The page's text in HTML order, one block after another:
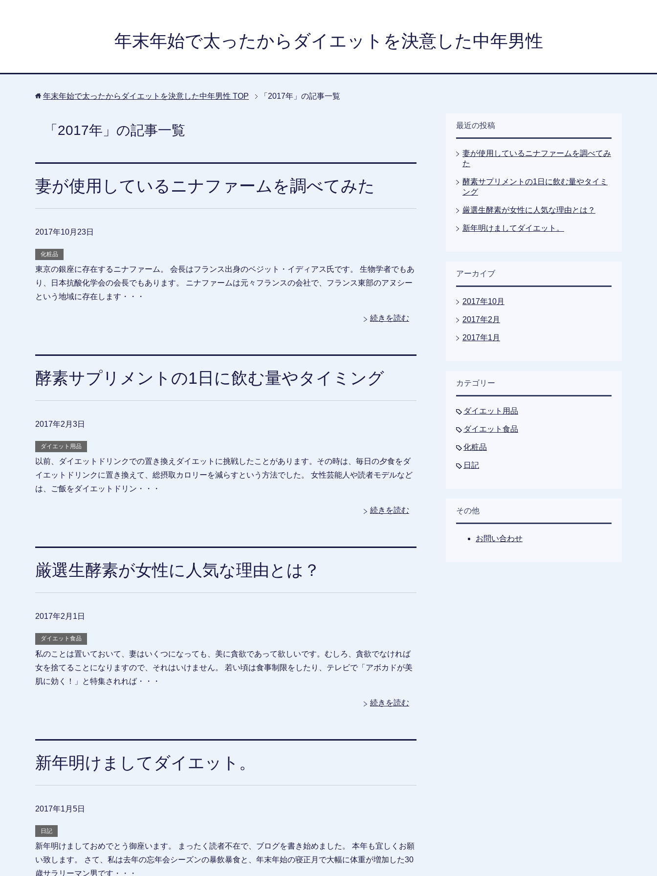
年末年始で太ったからダイエットを決意した中年男性
年末年始で太ったからダイエットを決意した中年男性 TOP 「2017年」の記事一覧
「2017年」の記事一覧
妻が使用しているニナファームを調べてみた
2017年10月23日
化粧品
東京の銀座に存在するニナファーム。 会長はフランス出身のベジット・イディアス氏です。 生物学者でもあ
り、日本抗酸化学会の会長でもあります。 ニナファームは元々フランスの会社で、フランス東部のアヌシー
という地域に存在します・・・
続きを読む
酵素サプリメントの1日に飲む量やタイミング
2017年2月3日
ダイエット用品
以前、ダイエットドリンクでの置き換えダイエットに挑戦したことがあります。その時は、毎日の夕食をダ
イエットドリンクに置き換えて、総摂取カロリーを減らすという方法でした。 女性芸能人や読者モデルなど
は、ご飯をダイエットドリン・・・
続きを読む
厳選生酵素が女性に人気な理由とは？
2017年2月1日
ダイエット食品
私のことは置いておいて、妻はいくつになっても、美に貪欲であって欲しいです。むしろ、貪欲でなければ
女を捨てることになりますので、それはいけません。 若い頃は食事制限をしたり、テレビで「アボカドが美
肌に効く！」と特集されれば・・・
続きを読む
新年明けましてダイエット。
2017年1月5日
日記
新年明けましておめでとう御座います。 まったく読者不在で、ブログを書き始めました。 本年も宜しくお願
い致します。 さて、私は去年の忘年会シーズンの暴飲暴食と、年末年始の寝正月で大幅に体重が増加した30
歳サラリーマン男です・・・
最近の投稿
妻が使用しているニナファームを調べてみ
た
酵素サプリメントの1日に飲む量やタイミ
ング
厳選生酵素が女性に人気な理由とは？
新年明けましてダイエット。
アーカイブ
2017年10月
2017年2月
2017年1月
カテゴリー
ダイエット用品
ダイエット食品
化粧品
日記
その他
お問い合わせ